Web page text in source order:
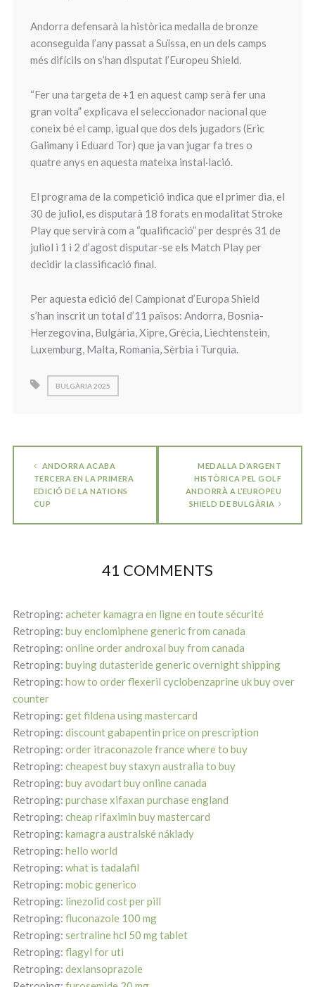
Andorra defensarà la històrica medalla de bronze
aconseguida l’any passat a Suïssa, en un dels camps
més difícils on s’han disputat l’Europeu Shield.
“Fer una targeta de +1 en aquest camp serà fer una
gran volta” explicava el seleccionador nacional que
coneix bé el camp, igual que dos dels jugadors (Eric
Galimany i Eduard Tor) que ja van jugar fa tres o
quatre anys en aquesta mateixa instal·lació.
El programa de la competició indica que el primer dia, el
30 de juliol, es disputarà 18 forats en modalitat Stroke
Play que servirà com a “qualificació” per després 31 de
juliol i 1 i 2 d’agost disputar-se els Match Play per
decidir la classificació final.
Per aquesta edició del Campionat d’Europa Shield
s’han inscrit un total d’11 països: Andorra, Bosnia-
Herzegovina, Bulgària, Xipre, Grècia, Liechtenstein,
Luxemburg, Malta, Romania, Sèrbia i Turquia.
BULGÀRIA 2025
ANDORRA ACABA
TERCERA EN LA PRIMERA
EDICIÓ DE LA NATIONS
CUP
MEDALLA D’ARGENT
HISTÒRICA PEL GOLF
ANDORRÀ A L’EUROPEU
SHIELD DE BULGÀRIA
41 COMMENTS
Retroping: acheter kamagra en ligne en toute sécurité
Retroping: buy enclomiphene generic from canada
Retroping: online order androxal buy from canada
Retroping: buying dutasteride generic overnight shipping
Retroping: how to order flexeril cyclobenzaprine uk buy over
counter
Retroping: get fildena using mastercard
Retroping: discount gabapentin price on prescription
Retroping: order itraconazole france where to buy
Retroping: cheapest buy staxyn australia to buy
Retroping: buy avodart buy online canada
Retroping: purchase xifaxan purchase england
Retroping: cheap rifaximin buy mastercard
Retroping: kamagra australské náklady
Retroping: hello world
Retroping: what is tadalafil
Retroping: mobic generico
Retroping: linezolid cost per pill
Retroping: fluconazole 100 mg
Retroping: sertraline hcl 50 mg tablet
Retroping: flagyl for uti
Retroping: dexlansoprazole